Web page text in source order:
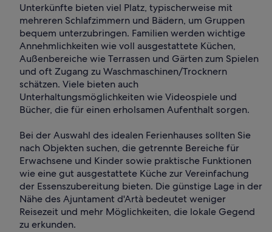
Unterkünfte bieten viel Platz, typischerweise mit
mehreren Schlafzimmern und Bädern, um Gruppen
bequem unterzubringen. Familien werden wichtige
Annehmlichkeiten wie voll ausgestattete Küchen,
Außenbereiche wie Terrassen und Gärten zum Spielen
und oft Zugang zu Waschmaschinen/Trocknern
schätzen. Viele bieten auch
Unterhaltungsmöglichkeiten wie Videospiele und
Bücher, die für einen erholsamen Aufenthalt sorgen.
Bei der Auswahl des idealen Ferienhauses sollten Sie
nach Objekten suchen, die getrennte Bereiche für
Erwachsene und Kinder sowie praktische Funktionen
wie eine gut ausgestattete Küche zur Vereinfachung
der Essenszubereitung bieten. Die günstige Lage in der
Nähe des Ajuntament d'Artà bedeutet weniger
Reisezeit und mehr Möglichkeiten, die lokale Gegend
zu erkunden.